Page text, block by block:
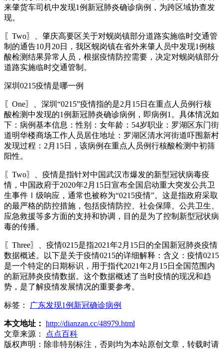
来肇货车司机中发现1例新冠肺炎确诊病例，为跨区域协查发
现。
〖Two〗、肇庆高要区关于对蚬岗镇部分道路实施临时交通管
制的通告10月20日，我区蚬岗镇在省外来肇人员中发现1例核
酸检测结果异常人员，根据疫情防控需要，决定对蚬岗镇部分
道路实施临时交通管制。
深圳0215疫情是哪一例
〖One〗、深圳“0215”疫情指的是2月15日在重点人员例行核
酸检测中发现的1例新冠肺炎确诊病例，即病例1。具体情况如
下：病例基本信息：性别：女年龄：54岁职业：罗湖区东门街
道明华楼商场工作人员居住地址：罗湖区清水河街道吓围新村
发现过程：2月15日，该病例在重点人员例行核酸检测中初筛
阳性。
〖Two〗、疫情是指针对中国武汉市爆发的新型冠状病毒疫
情，中国政府于2020年2月15日宣布全国启动重大突发公共卫
生事件Ⅰ级响应，通常也被称为“0215疫情”。这是指政府采取
的最严格的防控措施，包括疫情防控、社会保障、公共卫生、
应急救援等多方面的支持和协调，目的是为了控制新型冠状病
毒的传播。
〖Three〗、疫情0215是指2021年2月15日的全国新冠肺炎疫情
数据概述。以下是关于疫情0215的详细解释：含义：疫情0215
是一个特定的日期标识，用于指代2021年2月15日全国范围内
的新冠肺炎疫情数据。这个数据概述了当时疫情的现况和趋
势，是了解疫情发展情况的重要参考。
标签： 广东发现1例新冠确诊病例
本文地址： http://dianzan.cc/48979.html
文章来源：
点点百科
版权声明： 除非特别标注，否则均为本站原创文章，转载时请